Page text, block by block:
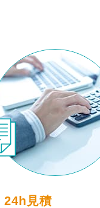
24h見積